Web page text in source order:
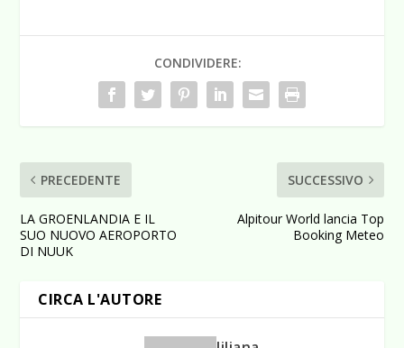
CONDIVIDERE:
PRECEDENTE
LA GROENLANDIA E IL
SUO NUOVO AEROPORTO
DI NUUK
SUCCESSIVO
Alpitour World lancia Top
Booking Meteo
CIRCA L'AUTORE